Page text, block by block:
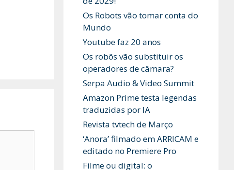
Os Robots vão tomar conta do
Mundo
Youtube faz 20 anos
Os robôs vão substituir os
operadores de câmara?
Serpa Audio & Video Summit
Amazon Prime testa legendas
traduzidas por IA
Revista tvtech de Março
‘Anora’ filmado em ARRICAM e
editado no Premiere Pro
Filme ou digital: o